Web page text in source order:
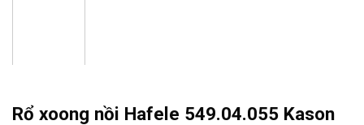
Rổ xoong nồi Hafele 549.04.055 Kason